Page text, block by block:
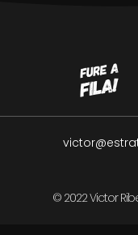
© 2022 Victor